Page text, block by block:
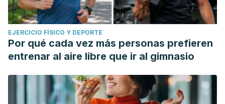
EJERCICIO FÍSICO Y DEPORTE
Por qué cada vez más personas prefieren
entrenar al aire libre que ir al gimnasio